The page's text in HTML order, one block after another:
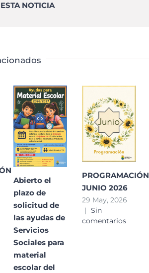
NOTICIA
Abierto el
plazo de
solicitud de
las ayudas de
Servicios
Sociales para
material
escolar del
PROGRAMACIÓN
JUNIO 2026
29 May, 2026
| Sin
comentarios